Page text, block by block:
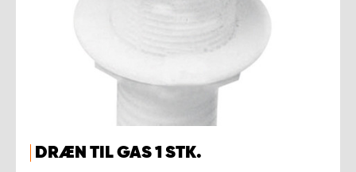
DRÆN TIL GAS 1 STK.